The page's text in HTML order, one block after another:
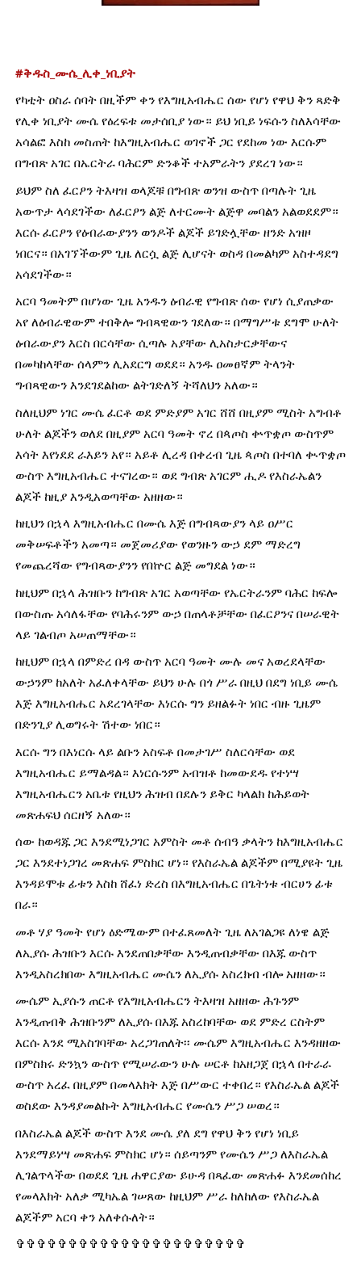
#ቅዱስ_ሙሴ_ሊቀ_ነቢያት
የካቲት ዐስራ ሰባት በዚችም ቀን የእግዚአብሔር ሰው የሆነ የዋህ ቅን ጻድቅ
የሊቀ ነቢያት ሙሴ የዕረፍቱ መታሰቢያ ነው። ይህ ነቢይ ነፍሱን ስለእሳቸው
አሳልፎ እስከ መስጠት ከእግዚአብሔር ወገኖች ጋር የደከመ ነው እርሱም
በግብጽ አገር በኤርትራ ባሕርም ድንቆች ተአምራትን ያደረገ ነው።
ይህም ስለ ፈርዖን ትእዛዝ ወላጆቹ በግብጽ ወንዝ ውስጥ በጣሉት ጊዜ
አውጥታ ላሳደገችው ለፈርዖን ልጅ ለተርሙት ልጅዋ መባልን አልወደደም።
እርሱ ፈርዖን የዕብራውያንን ወንዶች ልጆች ይገድሏቸው ዘንድ አዝዞ
ነበርና። በአገኘችውም ጊዜ ለርሷ ልጅ ሊሆናት ወስዳ በመልካም አስተዳደግ
አሳደገችው።
አርባ ዓመትም በሆነው ጊዜ አንዱን ዕብራዊ የግብጽ ሰው የሆነ ሲያጠቃው
አየ ለዕብራዊውም ተበቅሎ ግብጻዊውን ገደለው። በማግሥቱ ደግሞ ሁለት
ዕብራውያን እርስ በርሳቸው ሲጣሉ አያቸው ሊአስታርቃቸውና
በመካከላቸው ሰላምን ሊአደርግ ወደደ። አንዱ ዐመፀኛም ትላንት
ግብጻዊውን እንደገደልከው ልትገድለኝ ትሻለህን አለው።
ስለዚህም ነገር ሙሴ ፈርቶ ወደ ምድያም አገር ሸሸ በዚያም ሚስት አግብቶ
ሁለት ልጆችን ወለደ በዚያም አርባ ዓመት ኖረ በጳጦስ ቍጥቋጦ ውስጥም
እሳት እየነደደ ራእይን አየ። አይቶ ሊረዳ በቀረብ ጊዜ ጳጦስ በተባለ ቊጥቋጦ
ውስጥ እግዚአብሔር ተናገረው። ወደ ግብጽ አገርም ሒዶ የእስራኤልን
ልጆች ከዚያ እንዲአወጣቸው አዘዘው።
ከዚህን በኋላ እግዚአብሔር በሙሴ እጅ በግብጻውያን ላይ ዐሥር
መቅሠፍቶችን አመጣ። መጀመሪያው የወንዙን ውኃ ደም ማድረግ
የመጨረሻው የግብጻውያንን የበኵር ልጅ መግደል ነው።
ከዚህም በኋላ ሕዝቡን ከግብጽ አገር አወጣቸው የኤርትራንም ባሕር ከፍሎ
በውስጡ አሳለፋቸው የባሕሩንም ውኃ በጠላቶቻቸው በፈርዖንና በሠራዊት
ላይ ገልብጦ አሠጠማቸው።
ከዚህም በኋላ በምድረ በዳ ውስጥ አርባ ዓመት ሙሉ መና አወረደላቸው
ውኃንም ከአለት አፈለቀላቸው ይህን ሁሉ በጎ ሥራ በዚህ በደግ ነቢይ ሙሴ
እጅ እግዚአብሔር አደረገላቸው እነርሱ ግን ይዘልፉት ነበር ብዙ ጊዜም
በድንጊያ ሊወግሩት ሽተው ነበር።
እርሱ ግን በእነርሱ ላይ ልቡን አስፍቶ በመታገሥ ስለርሳቸው ወደ
እግዚአብሔር ይማልዳል። እነርሱንም አብዝቶ ከመውደዱ የተነሣ
እግዚአብሔርን አቤቱ የዚህን ሕዝብ በደሉን ይቅር ካላልክ ከሕይወት
መጽሐፍህ ሰርዘኝ አለው።
ሰው ከወዳጁ ጋር እንደሚነጋገር አምስት መቶ ሰብዓ ቃላትን ከእግዚአብሔር
ጋር እንደተነጋገረ መጽሐፍ ምስክር ሆነ። የእስራኤል ልጆችም በሚያዩት ጊዜ
እንዳይሞቱ ፊቱን እስከ ሸፈነ ድረስ በእግዚአብሔር በጌትነቱ ብርሀን ፊቱ
በራ።
መቶ ሃያ ዓመት የሆነ ዕድሜውም በተፈጸመለት ጊዜ ለአገልጋዩ ለነዌ ልጅ
ለኢያሱ ሕዝቡን እርሱ እንደጠበቃቸው እንዲጠብቃቸው በእጁ ውስጥ
እንዲአስረክበው እግዚአብሔር ሙሴን ለኢያሱ አስረክብ ብሎ አዘዘው።
ሙሴም ኢያሱን ጠርቶ የእግዚአብሔርን ትእዛዝ አዘዘው ሕጉንም
እንዲጠብቅ ሕዝቡንም ለኢያሱ በእጁ አስረከባቸው ወደ ምድረ ርስትም
እርሱ እንደ ሚአስገባቸው አረጋገጠለት፡፡ ሙሴም እግዚአብሔር እንዳዘዘው
በምስክሩ ድንኳን ውስጥ የሚሠራውን ሁሉ ሠርቶ ከአዘጋጀ በኋላ በተራራ
ውስጥ አረፈ በዚያም በመላእክት እጅ በሥውር ተቀበረ። የእስራኤል ልጆች
ወስደው እንዳያመልኩት እግዚአብሔር የሙሴን ሥጋ ሠወረ።
በእስራኤል ልጆች ውስጥ እንደ ሙሴ ያለ ደግ የዋህ ቅን የሆነ ነቢይ
እንደማይነሣ መጽሐፍ ምስክር ሆነ። ሰይጣንም የሙሴን ሥጋ ለእስራኤል
ሊገልጥላችው በወደደ ጊዜ ሐዋርያው ይሁዳ በጻፈው መጽሐፉ እንደመሰከረ
የመላእክት አለቃ ሚካኤል ገሠጸው ከዚህም ሥራ ከለከለው የእስራኤል
ልጆችም አርባ ቀን አለቀሱለት።
✞✞✞✞✞✞✞✞✞✞✞✞✞✞✞✞✞✞✞✞✞✞